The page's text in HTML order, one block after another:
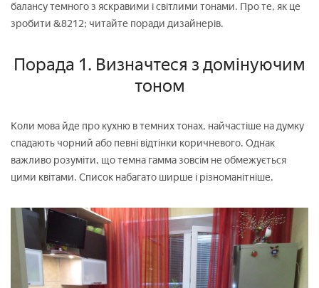
балансу темного з яскравими і світлими тонами. Про те, як це
зробити &8212; читайте поради дизайнерів.
Порада 1. Визначтеся з домінуючим
тоном
Коли мова йде про кухню в темних тонах, найчастіше на думку
спадають чорний або певні відтінки коричневого. Однак
важливо розуміти, що темна гамма зовсім не обмежується
цими квітами. Список набагато ширше і різноманітніше.